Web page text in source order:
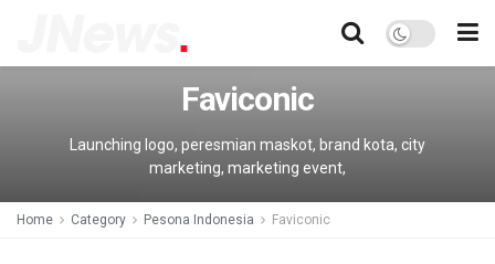
Faviconic
Launching logo, peresmian maskot, brand kota, city
marketing, marketing event,
Home Category Pesona Indonesia Faviconic